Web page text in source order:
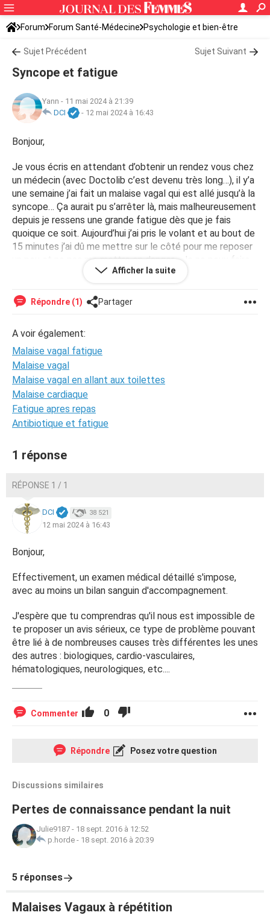
Forum Forum Santé-Médecine Psychologie et bien-être
Sommeil et fatigue
Sujet Précédent Sujet Suivant
Syncope et fatigue
Yann - 11 mai 2024 à 21:39
DCI
- 12 mai 2024 à 16:43
Bonjour,
Je vous écris en attendant d’obtenir un rendez vous chez
un médecin (avec Doctolib c’est devenu très long…), il y’a
une semaine j’ai fait un malaise vagal qui est allé jusqu’à la
syncope… Ça aurait pu s’arrêter là, mais malheureusement
depuis je ressens une grande fatigue dès que je fais
quoique ce soit. Aujourd’hui j’ai pris le volant et au bout de
15 minutes j’ai dû me mettre sur le côté pour me reposer
un peu et ne pas me mettre en danger… Je ne peux faire
qu’un dixième de ce que je réalisais avant et je suis
avis suivant ces symptômes expliqués, à quoi je peux
Je vous souhaite une excellente journée.
Afficher la suite
Répondre (1) Partager
A voir également:
Malaise vagal fatigue
Malaise vagal
Malaise vagal en allant aux toilettes
Malaise cardiaque
Fatigue apres repas
Antibiotique et fatigue
1 réponse
RÉPONSE 1 / 1
DCI 38 521
12 mai 2024 à 16:43
Bonjour,
Effectivement, un examen médical détaillé s'impose,
avec au moins un bilan sanguin d'accompagnement.
J'espère que tu comprendras qu'il nous est impossible de
te proposer un avis sérieux, ce type de problème pouvant
être lié à de nombreuses causes très différentes les unes
des autres : biologiques, cardio-vasculaires,
hématologiques, neurologiques, etc....
Commenter 0
Répondre Posez votre question
Discussions similaires
Pertes de connaissance pendant la nuit
Julie9187 - 18 sept. 2016 à 12:52
p.horde - 18 sept. 2016 à 20:39
5 réponses
Malaises Vagaux à répétition